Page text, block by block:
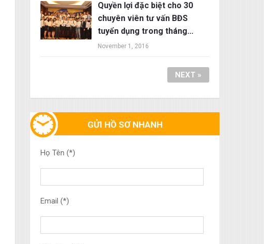
Quyền lợi đặc biệt cho 30
chuyên viên tư vấn BĐS
tuyển dụng trong tháng...
November 1, 2016
NEXT »
GỬI HỒ SƠ NHANH
Họ Tên (*)
Email (*)